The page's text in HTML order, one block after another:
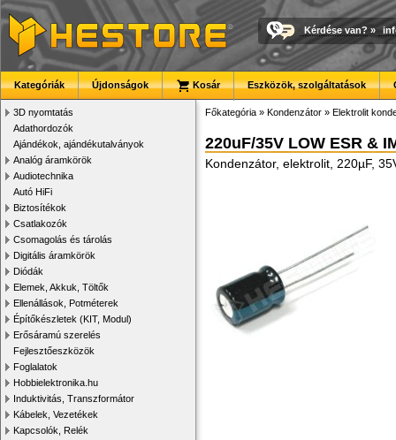
Kérdése van? »
Kategóriák Újdonságok Kosár Eszközök, szolgáltatások
3D nyomtatás
Adathordozók
Ajándékok, ajándékutalványok
Analóg áramkörök
Audiotechnika
Autó HiFi
Biztosítékok
Csatlakozók
Csomagolás és tárolás
Digitális áramkörök
Diódák
Elemek, Akkuk, Töltők
Ellenállások, Potméterek
Építőkészletek (KIT, Modul)
Erősáramú szerelés
Fejlesztőeszközök
Foglalatok
Hobbielektronika.hu
Induktivitás, Transzformátor
Kábelek, Vezetékek
Kapcsolók, Relék
Főkategória » Kondenzátor » Elektrolit
220uF/35V LOW ESR &
Kondenzátor, elektrolit, 220µF,